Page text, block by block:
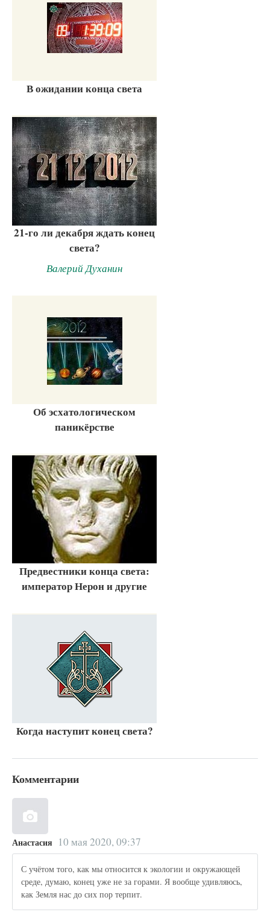
В ожидании конца света
21-го ли декабря ждать конец
света?
Валерий Духанин
Об эсхатологическом
паникёрстве
Предвестники конца света:
император Нерон и другие
Когда наступит конец света?
Комментарии
Анастасия 10 мая 2020, 09:37
С учётом того, как мы относится к экологии и окружающей
среде, думаю, конец уже не за горами. Я вообще удивляюсь,
как Земля нас до сих пор терпит.